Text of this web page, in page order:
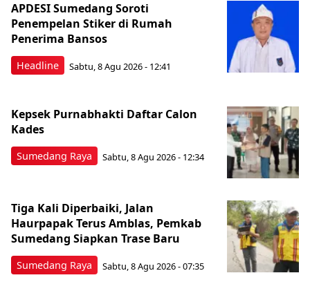
Headline
APDESI Sumedang Soroti
Penempelan Stiker di Rumah
Penerima Bansos
Sabtu, 8 Agu 2026 - 12:41
Sumedang Raya
Kepsek Purnabhakti Daftar Calon
Kades
Sabtu, 8 Agu 2026 - 12:34
Sumedang Raya
Tiga Kali Diperbaiki, Jalan
Haurpapak Terus Amblas, Pemkab
Sumedang Siapkan Trase Baru
Sabtu, 8 Agu 2026 - 07:35